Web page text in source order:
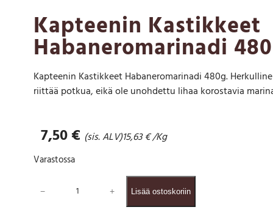
Kapteenin Kastikkeet
Habaneromarinadi
Kapteenin Kastikkeet Habaneromarinadi 480g.
riittää potkua, eikä ole unohdettu lihaa korostavia
7,50€ (sis. ALV)15,63€/Kg
Varastossa
− + Lisää ostoskoriin